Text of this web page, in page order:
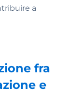
a
fra
e